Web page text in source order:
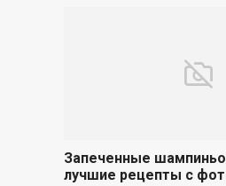
Запеченные
лучшие рецепты с